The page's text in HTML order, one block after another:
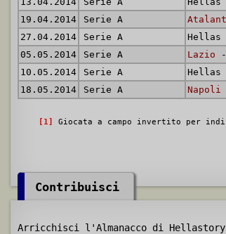
19.04.2014
Serie A
27.04.2014
Serie A Hellas
05.05.2014
Serie A Lazio
10.05.2014
Serie A Hellas
18.05.2014
Serie A Napoli
[1] Giocata a campo invertito per
Contribuisci
Arricchisci l'Almanacco di